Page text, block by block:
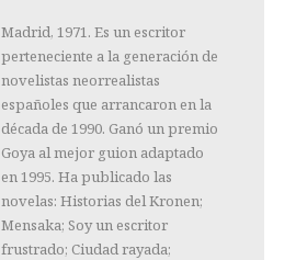
Madrid, 1971. Es un escritor
perteneciente a la generación de
novelistas neorrealistas
españoles que arrancaron en la
década de 1990. Ganó un premio
Goya al mejor guion adaptado
en 1995. Ha publicado las
novelas: Historias del Kronen;
Mensaka; Soy un escritor
frustrado; Ciudad rayada;